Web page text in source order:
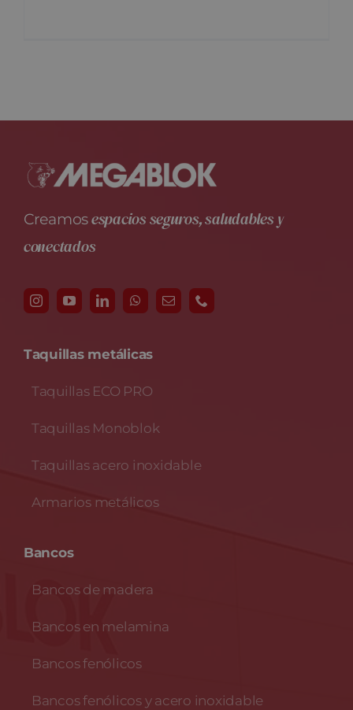
Creamosespacios seguros, saludables y
conectados
Taquillas metálicas
Taquillas ECO PRO
Taquillas Monoblok
Taquillas acero inoxidable
Armarios metálicos
Bancos
Bancos de madera
Bancos en melamina
Bancos fenólicos
Bancos fenólicos y acero inoxidable